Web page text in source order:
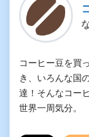
コーヒー豆を買
き、いろんな国
達！そんなコー
世界一周気分。